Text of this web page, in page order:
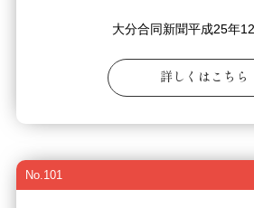
大分合同新聞平成25年
詳しくはこちら
No.101